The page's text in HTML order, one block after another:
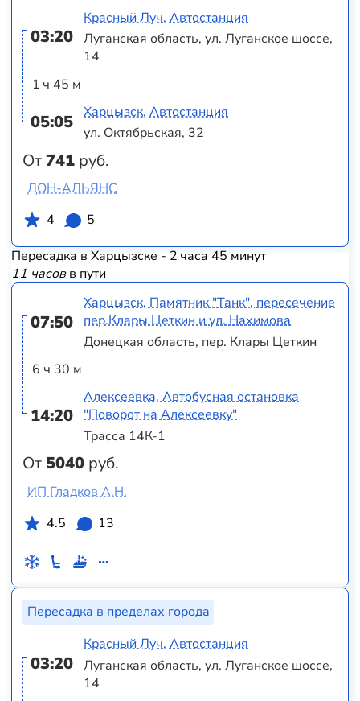
03:20
1 ч 45 м
05:05
От741 руб.
Красный Луч, Автостанция
Луганская область, ул. Луганское шоссе,
14
Харцызск, Автостанция
ул. Октябрьская, 32
ДОН-АЛЬЯНС
4
5
Пересадка в Харцызске - 2 часа 45 минут
11 часовв пути
07:50
6 ч 30 м
14:20
От 5040 руб.
Харцызск, Памятник "Танк", пересечение
пер.Клары Цеткин и ул. Нахимова
Донецкая область, пер. Клары Цеткин
Алексеевка, Автобусная остановка
"Поворот на Алексеевку"
Трасса 14К-1
ИП Гладков А.Н.
4.5
13
Пересадка в пределах города
03:20
Красный Луч, Автостанция
Луганская область, ул. Луганское шоссе,
14